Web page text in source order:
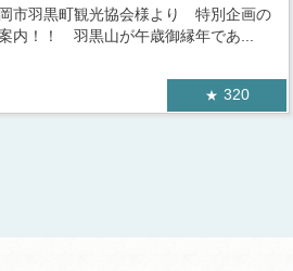
市羽黒町観光協会様より 特別企画の
内！！ 羽黒山が午歳御縁年であ...
320